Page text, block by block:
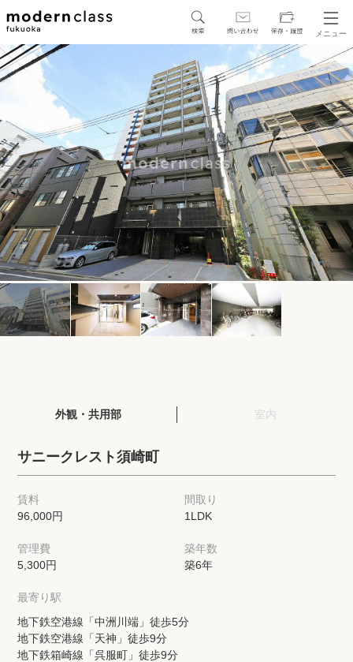
メニュー
SEARCH
地図から探す 駅・路線から探す
区から探す
人気エリアから探す
アクセスランキング
保存した検索条件
店舗・スタッフ紹介
希望条件を伝えてプロに探してもらう
来店予約
各種お問い合わせ
高級賃貸物件コラム
外観・共用部 室内
サニークレスト須崎町
賃料
96,000円
間取り
1LDK
管理費
5,300円
築年数
築6年
最寄り駅
地下鉄空港線「中洲川端」徒歩5分
地下鉄空港線「天神」徒歩9分
地下鉄箱崎線「呉服町」徒歩9分